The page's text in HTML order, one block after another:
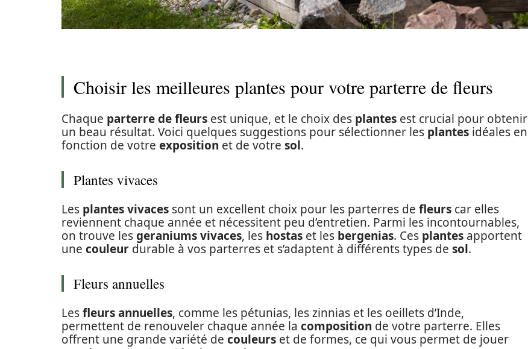
Choisir les meilleures plantes pour votre parterre de fleurs
Chaque parterre de fleurs est unique, et le choix des plantes est crucial pour obtenir
un beau résultat. Voici quelques suggestions pour sélectionner les plantes idéales en
fonction de votre exposition et de votre sol.
Plantes vivaces
Les plantes vivaces sont un excellent choix pour les parterres de fleurs car elles
reviennent chaque année et nécessitent peu d’entretien. Parmi les incontournables,
on trouve lesgeraniums vivaces, les hostas et les bergenias. Ces plantes apportent
une couleur durable à vos parterres et s’adaptent à différents types de sol.
Fleurs annuelles
Lesfleurs annuelles, comme les pétunias, les zinnias et les oeillets d’Inde,
permettent de renouveler chaque année la composition de votre parterre. Elles
offrent une grande variété de couleurs et de formes, ce qui vous permet de jouer